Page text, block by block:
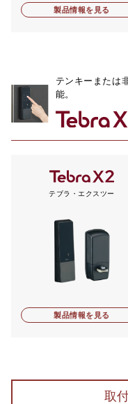
製品情報を見る
テンキーまたは
能。
テブラ・エクスツー
製品情報を見る
取